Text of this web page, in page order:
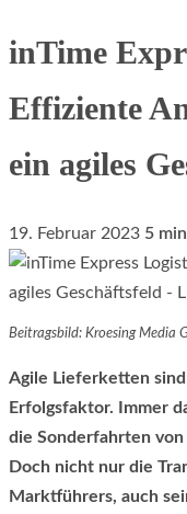
inTime
Effiziente
ein agiles
19. Februar 2023 5
Beitragsbild: Kroesing Media
Agile Lieferketten
Erfolgsfaktor. Immer
die Sonderfahrten von
Doch nicht nur die
Marktführers, auch